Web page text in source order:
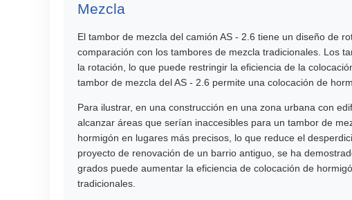
Mezcla
El tambor de mezcla del camión AS - 2.6 tiene un diseño de
comparación con los tambores de mezcla tradicionales. Los
la rotación, lo que puede restringir la eficiencia de la
tambor de mezcla del AS - 2.6 permite una colocación de
Para ilustrar, en una construcción en una zona urbana con
alcanzar áreas que serían inaccesibles para un tambor de
hormigón en lugares más precisos, lo que reduce el
proyecto de renovación de un barrio antiguo, se ha
grados puede aumentar la eficiencia de colocación de
tradicionales.